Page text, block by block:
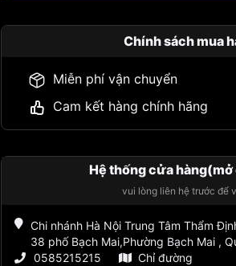
Chính sách mua
Miễn phí vận chuyển
Cam kết hàng chính hãng
Hệ thống cửa
vui lòng liên hệ trước để
Chi nhánh Hà Nội Trung Tâm Thẩm
38 phố Bạch Mai,Phường Bạch Mai ,
0585215215
Chỉ đường